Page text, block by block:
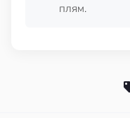
плям.